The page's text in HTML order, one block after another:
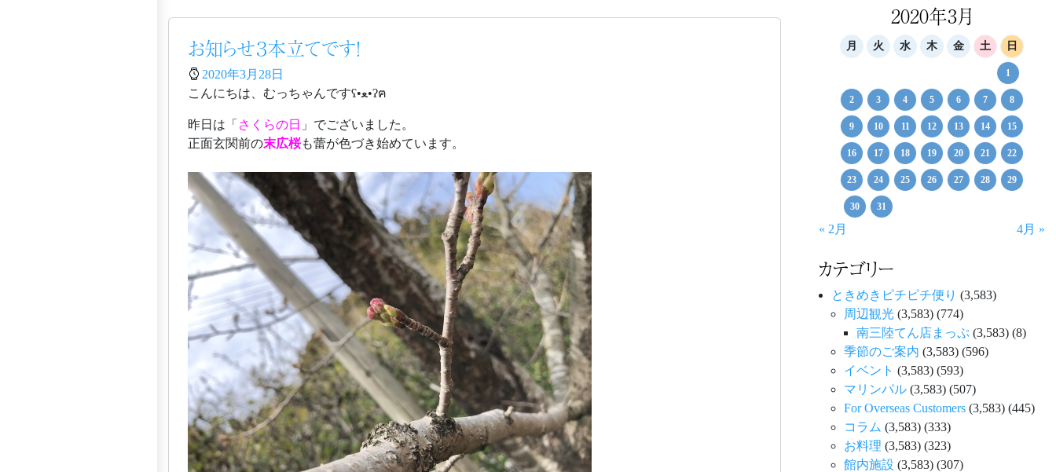
お知らせ３本立てです！
2020年3月28日
こんにちは、むっちゃんですʕ•ﻌ•ʔฅ
昨日は「 さくらの日 」でございました。
正面玄関前の末広桜も蕾が色づき始めています。
2020年3月
月 火 水 木 金 土 日
1
2 3 4 5 6 7 8
9 10 11 12 13 14 15
16 17 18 19 20 21 22
23 24 25 26 27 28 29
30 31
« 2月 4月 »
カテゴリー
ときめきピチピチ便り (3,583)
周辺観光 (3,583) (774)
南三陸てん店まっぷ (3,583) (8)
季節のご案内 (3,583) (596)
イベント (3,583) (593)
マリンパル (3,583) (507)
For Overseas Customers (3,583) (445)
コラム (3,583) (333)
お料理 (3,583) (323)
館内施設 (3,583) (307)